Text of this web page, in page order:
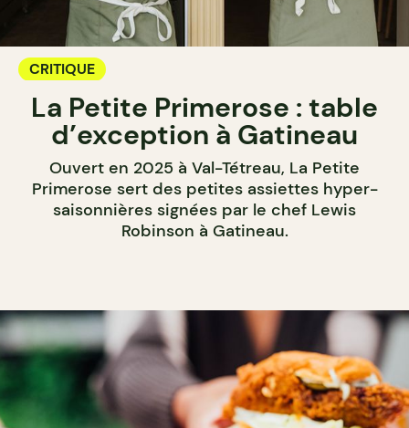
CRITIQUE
La Petite Primerose : table
d’exception à Gatineau
Ouvert en 2025 à Val-Tétreau, La Petite
Primerose sert des petites assiettes hyper-
saisonnières signées par le chef Lewis
Robinson à Gatineau.